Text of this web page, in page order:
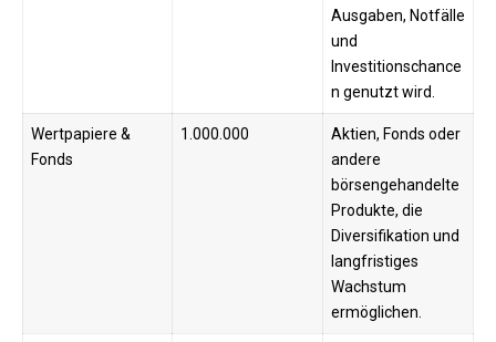
Ausgaben, Notfälle
und
Investitionschance
n genutzt wird.
Wertpapiere &
Fonds
1.000.000
Aktien, Fonds oder
andere
börsengehandelte
Produkte, die
Diversifikation und
langfristiges
Wachstum
ermöglichen.